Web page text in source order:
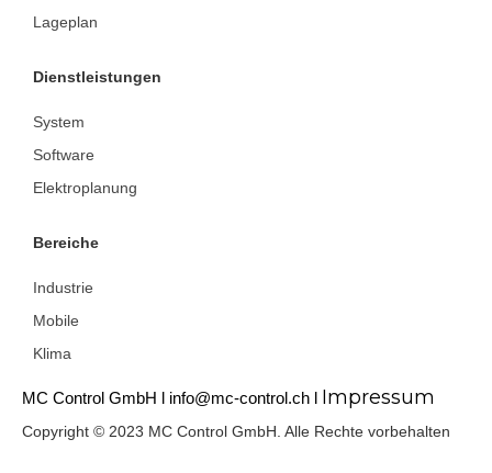
Lageplan
Dienstleistungen
System
Software
Elektroplanung
Bereiche
Industrie
Mobile
Klima
MC Control GmbH l info@mc-control.ch l Impressum
Copyright © 2023 MC Control GmbH. Alle Rechte vorbehalten